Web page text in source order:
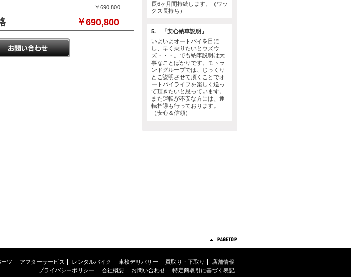
￥690,800
￥690,800
長6ヶ月間持続します。（ワッ
クス長持ち）
5. 「安心納車説明」
いよいよオートバイを目に
し、早く乗りたいとウズウ
ズ・・・。でも納車説明は大
事なことばかりです。モトラ
ンドグループでは、じっくり
とご説明させて頂くことでオ
ートバイライフを楽しく送っ
て頂きたいと思っています。
また運転が不安な方には、運
転指導も行っております。
（安心＆信頼）
ツ アフターサービス レンタルバイク 車検デリバリー 買取り・下取り
店舗情報
プライバシーポリシー
会社概要 お問い合わせ 特定商取引に基づく表記